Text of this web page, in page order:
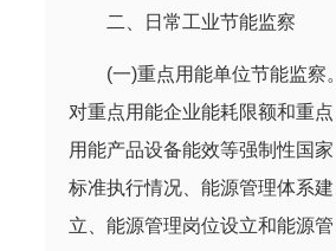
二、日常工业节能监察
(一)重点用能单位节能监察。
对重点用能企业能耗限额和重点
用能产品设备能效等强制性国家
标准执行情况、能源管理体系建
立、能源管理岗位设立和能源管